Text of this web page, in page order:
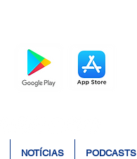
NOTÍCIAS PODCASTS